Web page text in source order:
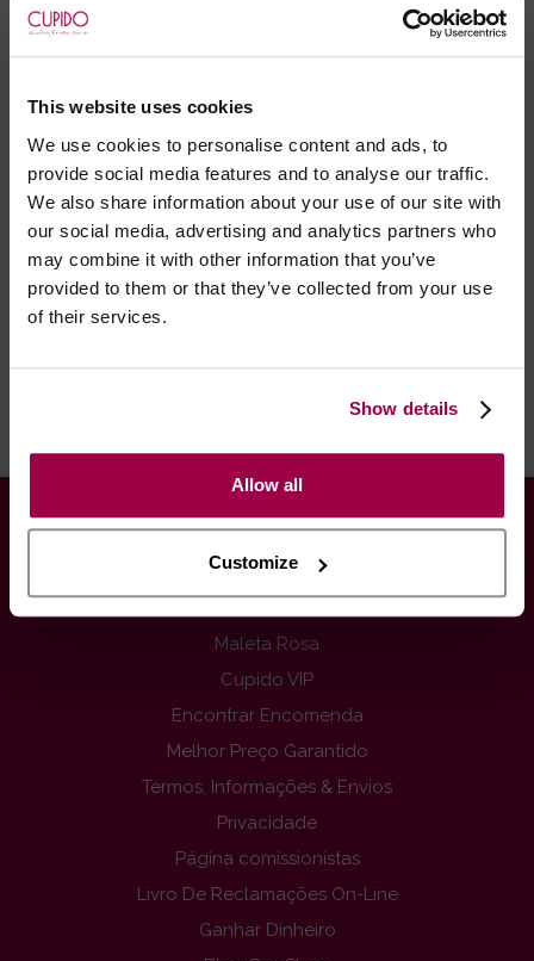
This website uses cookies
We use cookies to personalise content and ads, to
provide social media features and to analyse our traffic.
We also share information about your use of our site with
our social media, advertising and analytics partners who
may combine it with other information that you’ve
provided to them or that they’ve collected from your use
of their services.
Show details
Allow all
Customize
Rosa
Marca:Je Joue
- Embalagens 100% discretas
- *Entrega em 24 horas para pedidos antes das 16:00 h.
Após as 16:00 h, a sua encomenda será entregue em 48
horas, dias úteis. Portugal e Espanha Continental para
artigos em stock. Portes gratis depende do país de envio.
Possibilidade de atraso em épocas festivas.
INFORMAÇÕES
Contactos
Maleta Rosa
Cupido VIP
Encontrar Encomenda
Melhor Preço Garantido
Termos, Informações & Envios
Privacidade
Página comissionistas
Livro De Reclamações On-Line
Ganhar Dinheiro